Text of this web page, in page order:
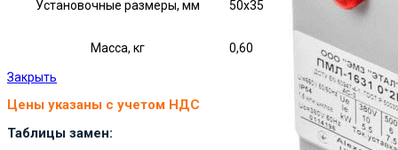
Установочные размеры, мм 50х35
Масса, кг 0,60
Закрыть
Цены указаны с учетом НДС
Таблицы замен: